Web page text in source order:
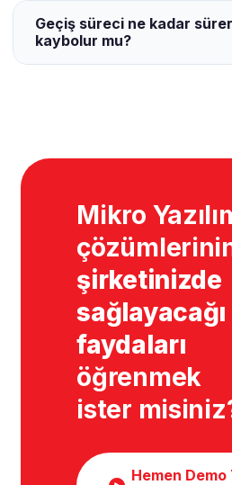
Geçiş süreci ne kadar
kaybolur mu?
Mikro
şirketinizde
sağlayacağı
faydaları
öğrenmek
ister
Hemen Demo